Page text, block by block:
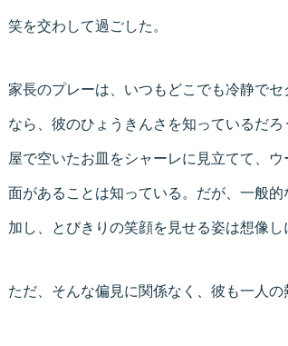
笑を交わして過ごした。
家長のプレーは、いつもどこでも冷静で
なら、彼のひょうきんさを知っているだ
屋で空いたお皿をシャーレに見立てて、
面があることは知っている。だが、一般
加し、とびきりの笑顔を見せる姿は想像し
ただ、そんな偏見に関係なく、彼も一人の